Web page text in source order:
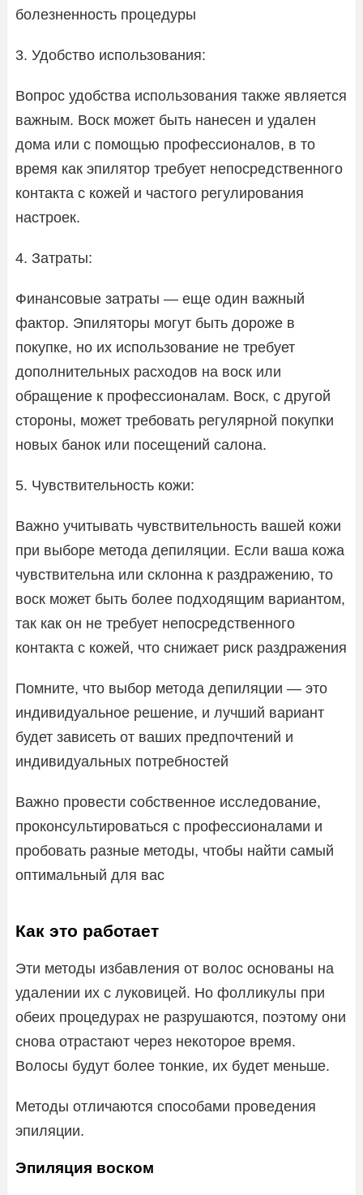
болезненность процедуры
3. Удобство использования:
Вопрос удобства использования также является
важным. Воск может быть нанесен и удален
дома или с помощью профессионалов, в то
время как эпилятор требует непосредственного
контакта с кожей и частого регулирования
настроек.
4. Затраты:
Финансовые затраты — еще один важный
фактор. Эпиляторы могут быть дороже в
покупке, но их использование не требует
дополнительных расходов на воск или
обращение к профессионалам. Воск, с другой
стороны, может требовать регулярной покупки
новых банок или посещений салона.
5. Чувствительность кожи:
Важно учитывать чувствительность вашей кожи
при выборе метода депиляции. Если ваша кожа
чувствительна или склонна к раздражению, то
воск может быть более подходящим вариантом,
так как он не требует непосредственного
контакта с кожей, что снижает риск раздражения
Помните, что выбор метода депиляции — это
индивидуальное решение, и лучший вариант
будет зависеть от ваших предпочтений и
индивидуальных потребностей
Важно провести собственное исследование,
проконсультироваться с профессионалами и
пробовать разные методы, чтобы найти самый
оптимальный для вас
Как это работает
Эти методы избавления от волос основаны на
удалении их с луковицей. Но фолликулы при
обеих процедурах не разрушаются, поэтому они
снова отрастают через некоторое время.
Волосы будут более тонкие, их будет меньше.
Методы отличаются способами проведения
эпиляции.
Эпиляция воском